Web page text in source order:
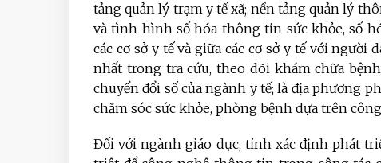
tảng quản lý trạm y tế xã; nền tảng quản lý
và tình hình số hóa thông tin sức khỏe, số
các cơ sở y tế và giữa các cơ sở y tế với
nhất trong tra cứu, theo dõi khám chữa
chuyển đổi số của ngành y tế; là địa phương
chăm sóc sức khỏe, phòng bệnh dựa trên
Đối với ngành giáo dục, tỉnh xác định phát